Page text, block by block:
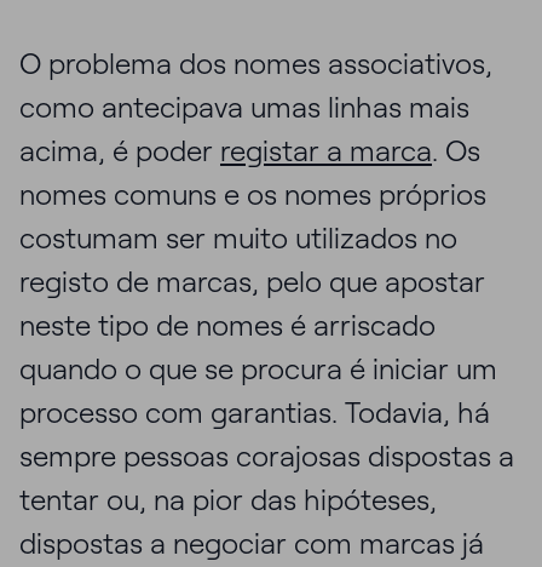
O problema dos nomes associativos,
como antecipava umas linhas mais
acima, é poder registar a marca. Os
nomes comuns e os nomes próprios
costumam ser muito utilizados no
registo de marcas, pelo que apostar
neste tipo de nomes é arriscado
quando o que se procura é iniciar um
processo com garantias. Todavia, há
sempre pessoas corajosas dispostas a
tentar ou, na pior das hipóteses,
dispostas a negociar com marcas já